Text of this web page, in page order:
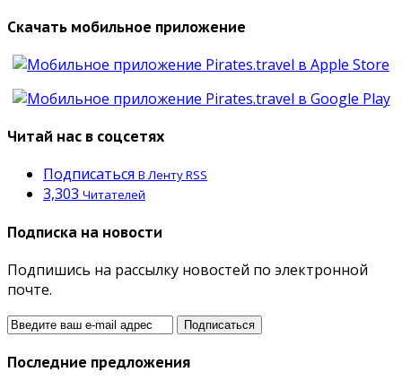
Скачать мобильное приложение
Читай нас в соцсетях
Подписаться В Ленту RSS
3,303 Читателей
Подписка на новости
Подпишись на рассылку новостей по электронной
почте.
Последние предложения